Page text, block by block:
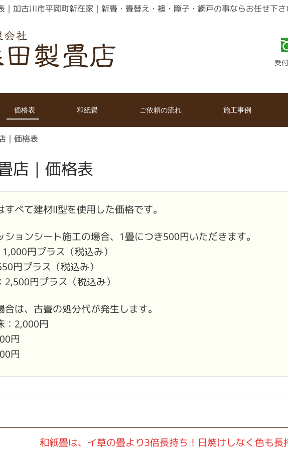
｜加古川市平岡町新在家｜新畳・畳替え・襖・障子・網戸の事ならお任せ下さ
受
価格表 和紙畳 ご依頼の流れ 施工事例
｜価格表
店｜価格表
すべて建材Ⅱ型を使用した価格です。
ションシート施工の場合、1畳につき500円いただきます。
円プラス（税込み）
円プラス（税込み）
2,500円プラス（税込み）
合は、古畳の処分代が発生します。
：2,000円
円
円
和紙畳は、イ草の畳より3倍長持ち！日焼けしなく色も長